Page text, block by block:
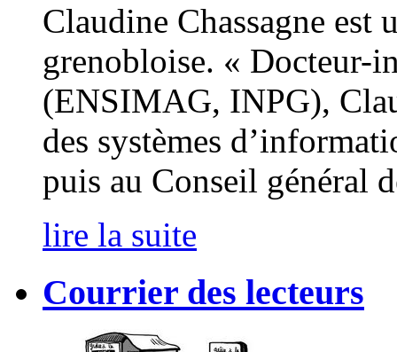
Claudine Chassagne est
grenobloise. « Docteur-
(ENSIMAG, INPG),
des systèmes
puis au Conseil général
lire la suite
Courrier des lecteurs